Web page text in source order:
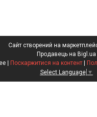
Сайт створений на
Продавець на Bigl.ua
Поскаржитися на контент
Select Language ▼